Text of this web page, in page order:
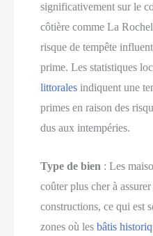
significativement sur le
côtière comme La
risque de tempête
prime. Les statistiques
littorales indiquent une
primes en raison des
dus aux intempéries.
Type de bien : Les
coûter plus cher à
constructions, ce qui est
zones où lesbâtis